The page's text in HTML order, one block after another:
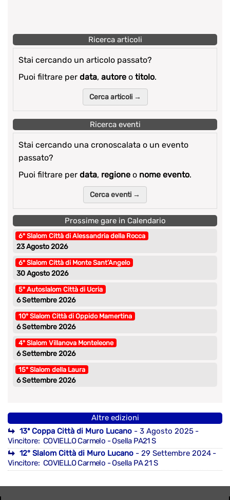
Ricerca articoli
Stai cercando un articolo passato?
Puoi filtrare per data, autore o titolo.
Cerca articoli →
Ricerca eventi
Stai cercando una cronoscalata o un evento
passato?
Puoi filtrare per data, regione o nome evento.
Cerca eventi →
Prossime gare in Calendario
6° Slalom Città di Alessandria della Rocca
23 Agosto 2026
6° Slalom Città di Monte Sant’Angelo
30 Agosto 2026
5° Autoslalom Città di Ucria
6 Settembre 2026
10° Slalom Città di Oppido Mamertina
6 Settembre 2026
4° Slalom Villanova Monteleone
6 Settembre 2026
15° Slalom della Laura
6 Settembre 2026
Altre edizioni
13ª Coppa Città di Muro Lucano - 3 Agosto 2025 -
Vincitore: COVIELLO Carmelo - Osella PA21 S
12° Slalom Città di Muro Lucano - 29 Settembre 2024 -
Vincitore: COVIELLO Carmelo - Osella PA 21 S